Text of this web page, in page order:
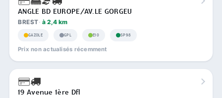
ANGLE BD EUROPE/AV.LE GORGEU
BREST à 2,4 km
GAZOLE GPL E10 SP98
Prix non actualisés récemment
19 Avenue 1ère Dfl